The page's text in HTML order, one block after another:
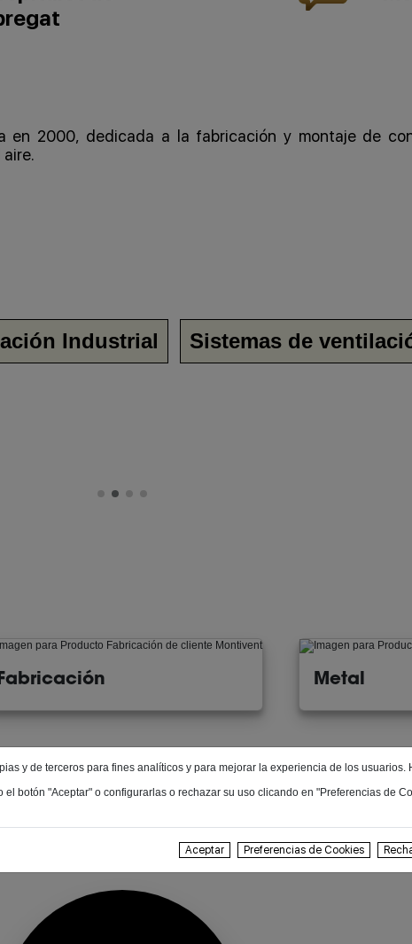
en 2000, dedicada a la fabricación y montaje de
Industrial Sistemas de
Metal
y de terceros para fines analíticos y para mejorar la experiencia de los usuarios.
botón "Aceptar" o configurarlas o rechazar su uso clicando en "Preferencias de
Aceptar Preferencias de Cookies